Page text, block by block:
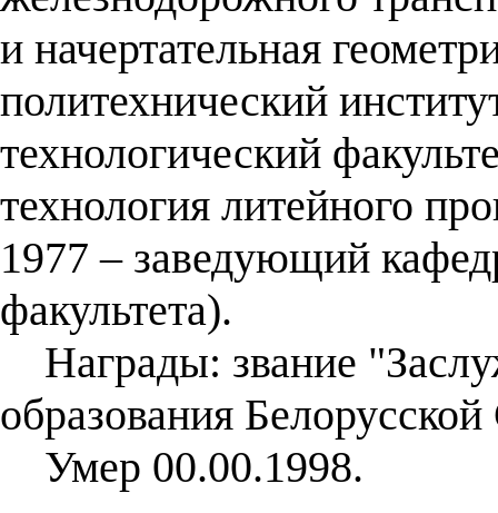
и начертательная
политехнический
технологический
технология литейного
1977 – заведующий
факультета).
Награды: звание
образования
Умер 00.00.1998.